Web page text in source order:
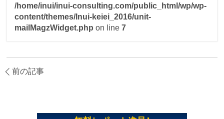
/home/inui/inui-consulting.com/public_html/wp/wp-
content/themes/Inui-keiei_2016/unit-
mailMagzWidget.php on line7
前の記事